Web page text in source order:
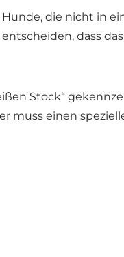
die nicht in
dass
Stock“
muss einen